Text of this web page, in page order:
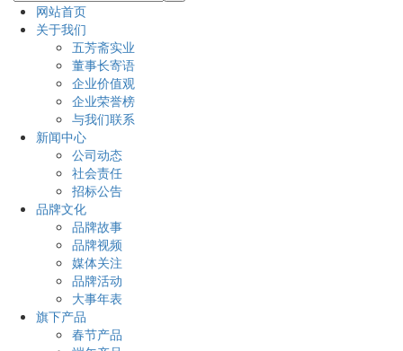
网站首页
关于我们
五芳斋实业
董事长寄语
企业价值观
企业荣誉榜
与我们联系
新闻中心
公司动态
社会责任
招标公告
品牌文化
品牌故事
品牌视频
媒体关注
品牌活动
大事年表
旗下产品
春节产品